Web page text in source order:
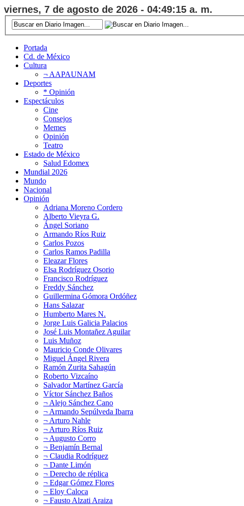
viernes, 7 de agosto de 2026 - 04:49:15 a. m.
Portada
Cd. de México
Cultura
¬ AAPAUNAM
Deportes
* Opinión
Espectáculos
Cine
Consejos
Memes
Opinión
Teatro
Estado de México
Salud Edomex
Mundial 2026
Mundo
Nacional
Opinión
Adriana Moreno Cordero
Alberto Vieyra G.
Ángel Soriano
Armando Ríos Ruiz
Carlos Pozos
Carlos Ramos Padilla
Eleazar Flores
Elsa Rodríguez Osorio
Francisco Rodríguez
Freddy Sánchez
Guillermina Gómora Ordóñez
Hans Salazar
Humberto Mares N.
Jorge Luis Galicia Palacios
José Luis Montañez Aguilar
Luis Muñoz
Mauricio Conde Olivares
Miguel Ángel Rivera
Ramón Zurita Sahagún
Roberto Vizcaíno
Salvador Martínez García
Víctor Sánchez Baños
¬ Alejo Sánchez Cano
¬ Armando Sepúlveda Ibarra
¬ Arturo Nahle
¬ Arturo Ríos Ruiz
¬ Augusto Corro
¬ Benjamín Bernal
¬ Claudia Rodríguez
¬ Dante Limón
¬ Derecho de réplica
¬ Edgar Gómez Flores
¬ Eloy Caloca
¬ Fausto Alzati Araiza